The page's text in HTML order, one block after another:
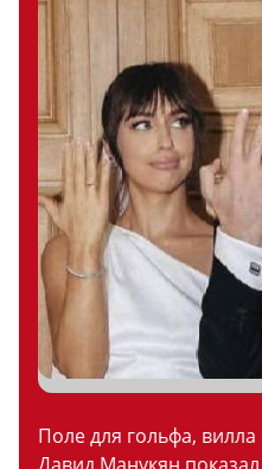
Поле для гольфа,